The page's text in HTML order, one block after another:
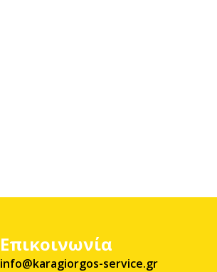
Επικοινωνία
info@karagiorgos-service.gr